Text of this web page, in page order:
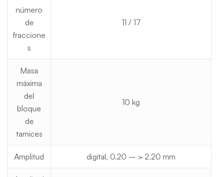
número
de
fraccione
s
11 / 17
Masa
máxima
del
bloque
de
tamices
10 kg
Amplitud digital, 0.20 – > 2.20 mm